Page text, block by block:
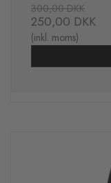
300,00 DKK
250,00 DKK
(inkl. moms)